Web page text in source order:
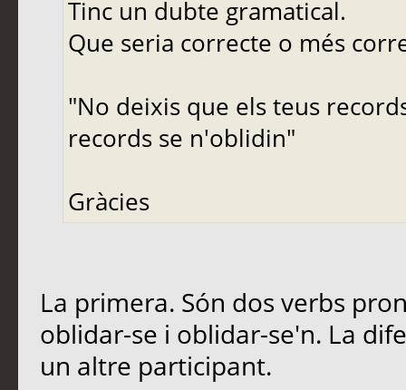
Tinc un dubte gramatical.
Que seria correcte o més
"No deixis que els teus
records se n'oblidin"
Gràcies
La primera. Són dos verbs
oblidar-se i oblidar-se'n. La
un altre participant.